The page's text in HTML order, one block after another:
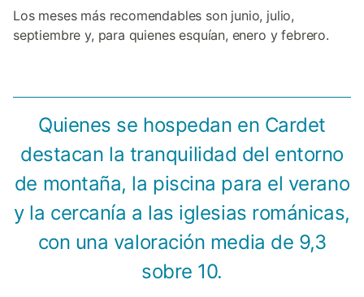
Los meses más recomendables son junio, julio,
septiembre y, para quienes esquían, enero y febrero.
Quienes se hospedan en Cardet
destacan la tranquilidad del entorno
de montaña, la piscina para el verano
y la cercanía a las iglesias románicas,
con una valoración media de 9,3
sobre 10.